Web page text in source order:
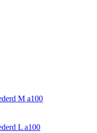
M a100
L a100